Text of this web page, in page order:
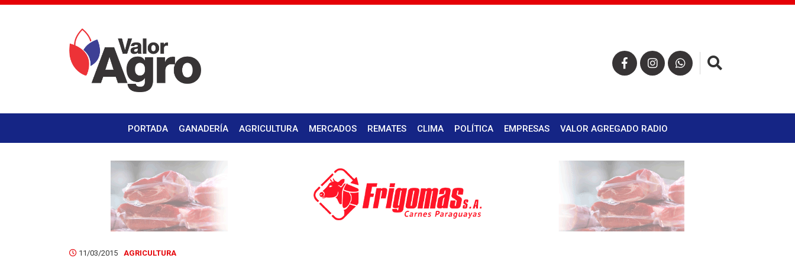
PORTADA GANADERÍA AGRICULTURA MERCADOS REMATES CLIMA POLÍTICA EMPRESAS VALOR AGREGADO RADIO
11/03/2015 AGRICULTURA